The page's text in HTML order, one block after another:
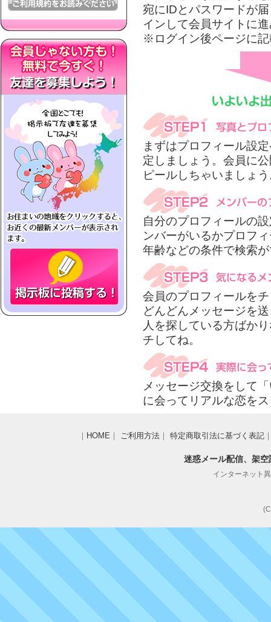
宛にIDとパスワードが
インして会員サイトに
※ログイン後ページに
まずはプロフィール設
定しましょう。会員に
ピールしちゃいましょ
自分のプロフィールの
ンバーがいるかプロフ
年齢などの条件で検索
会員のプロフィールを
どんどんメッセージを
人を探している方ばか
チしてね。
メッセージ交換をして
に会ってリアルな恋を
｜ HOME ｜ ご利用方法 ｜特定商取引法に基づく表記
迷惑メール配信、架
インターネット